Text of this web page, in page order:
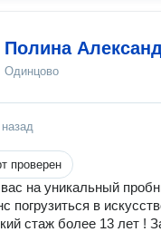
Полина
Одинцово
проверен
на уникальный
погрузиться в
стаж более 13 лет !